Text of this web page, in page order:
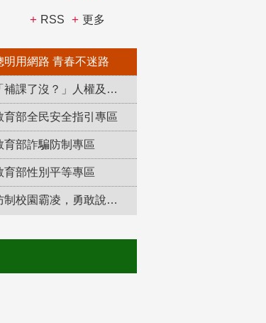
RSS 更多
明用網路 青春不迷路
「補課了沒？」人權及轉型正義教育專區
育部全民安全指引專區
育部詐騙防制專區
育部性別平等專區
防制校園霸凌，勇敢說出來！